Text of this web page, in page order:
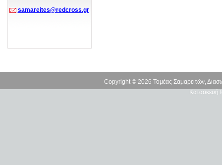
samareites@redcross.gr
Copyright © 2026 Τομέας Σαμαρειτών,
Κατασκευή